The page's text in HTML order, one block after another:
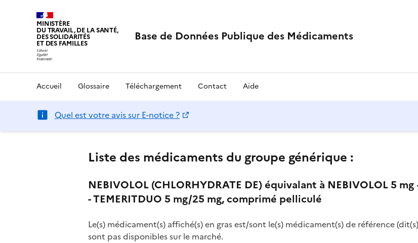
MINISTÈRE
DU TRAVAIL, DE LA SANTÉ,
DES SOLIDARITÉS
ET DES FAMILLES Base de Données Publique des Médicaments
Accueil Glossaire Téléchargement Contact Aide
Quel est votre avis sur E-notice ?
Liste des médicaments du groupe générique :
NEBIVOLOL (CHLORHYDRATE DE) équivalant à NEBIVOLOL 5
- TEMERITDUO 5 mg/25 mg, comprimé pelliculé
Le(s) médicament(s) affiché(s) en gras est/sont le(s) médicament(s) de référence
sont pas disponibles sur le marché.